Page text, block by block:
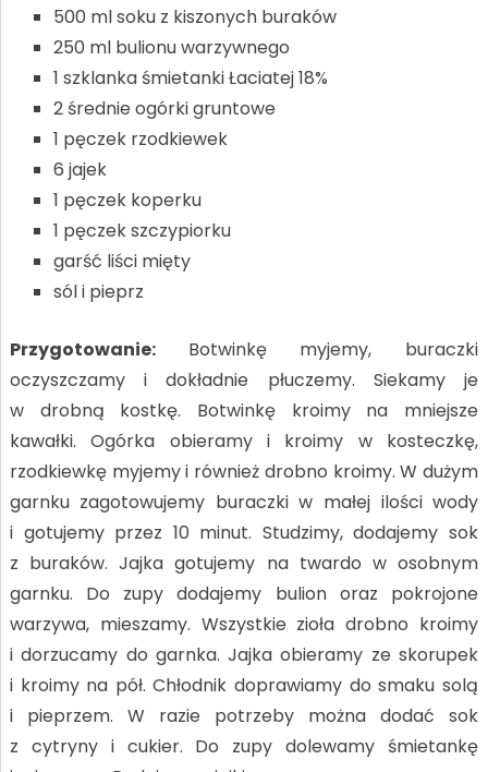
500 ml soku z kiszonych buraków
250 ml bulionu warzywnego
1 szklanka śmietanki Łaciatej 18%
2 średnie ogórki gruntowe
1 pęczek rzodkiewek
6 jajek
1 pęczek koperku
1 pęczek szczypiorku
garść liści mięty
sól i pieprz
Przygotowanie: Botwinkę myjemy, buraczki
oczyszczamy i dokładnie płuczemy. Siekamy je
w drobną kostkę. Botwinkę kroimy na mniejsze
kawałki. Ogórka obieramy i kroimy w kosteczkę,
rzodkiewkę myjemy i również drobno kroimy. W dużym
garnku zagotowujemy buraczki w małej ilości wody
i gotujemy przez 10 minut. Studzimy, dodajemy sok
z buraków. Jajka gotujemy na twardo w osobnym
garnku. Do zupy dodajemy bulion oraz pokrojone
warzywa, mieszamy. Wszystkie zioła drobno kroimy
i dorzucamy do garnka. Jajka obieramy ze skorupek
i kroimy na pół. Chłodnik doprawiamy do smaku solą
i pieprzem. W razie potrzeby można dodać sok
z cytryny i cukier. Do zupy dolewamy śmietankę